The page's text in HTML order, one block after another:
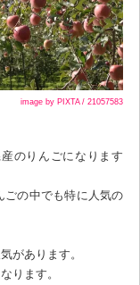
image by PIXTA / 21057583
のりんごになります
ごの中でも特に人気の
があります。
ります。